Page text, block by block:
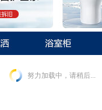
努力加载中，请稍后...